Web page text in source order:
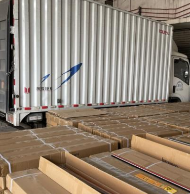
メッセージ
折り返しご連絡いたします！